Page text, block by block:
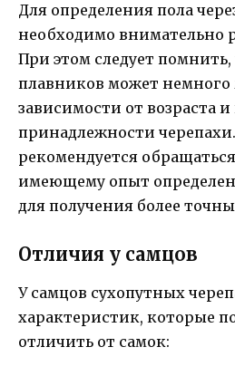
Для определения пола
необходимо внимательно
При этом следует
плавников может немного
зависимости от возраста
принадлежности
рекомендуется
имеющему опыт
для получения более
Отличия у самцов
У самцов сухопутных
характеристик, которые
отличить от самок: